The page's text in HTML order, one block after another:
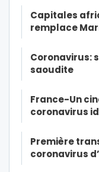
Capitales
remplace
Coronavirus:
saoudite
France-Un
coronavirus
Première
coronavirus